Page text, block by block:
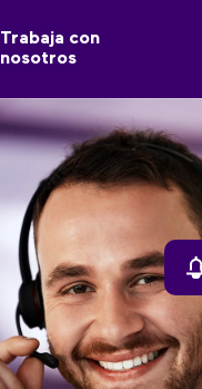
Trabaja con
nosotros